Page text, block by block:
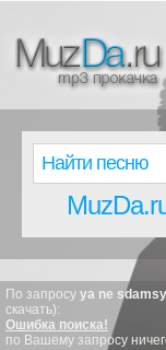
По запросу ya ne
скачать):
Ошибка поиска!
по Вашему запросу